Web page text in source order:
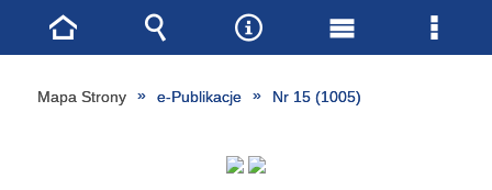
Mapa Strony e-Publikacje Nr 15 (1005)
Strona
główna
Wyszukiwarka
NarzędziaMenu
główne
Menu